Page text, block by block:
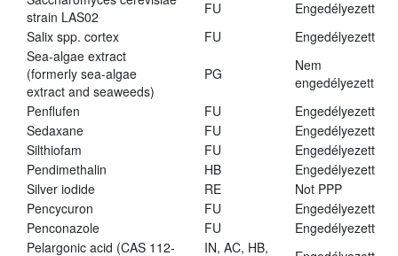
strain LAS02
FU
Engedélyezett
Salix spp. cortex
FU
Engedélyezett
Sea-algae extract
(formerly sea-algae
extract and seaweeds)
PG
Nem
engedélyezett
Penflufen
FU
Engedélyezett
Sedaxane
FU
Engedélyezett
Silthiofam
FU
Engedélyezett
Pendimethalin
HB
Engedélyezett
Silver iodide
RE
Not PPP
Pencycuron
FU
Engedélyezett
Penconazole
FU
Engedélyezett
Pelargonic acid (CAS 112-
IN, AC, HB,